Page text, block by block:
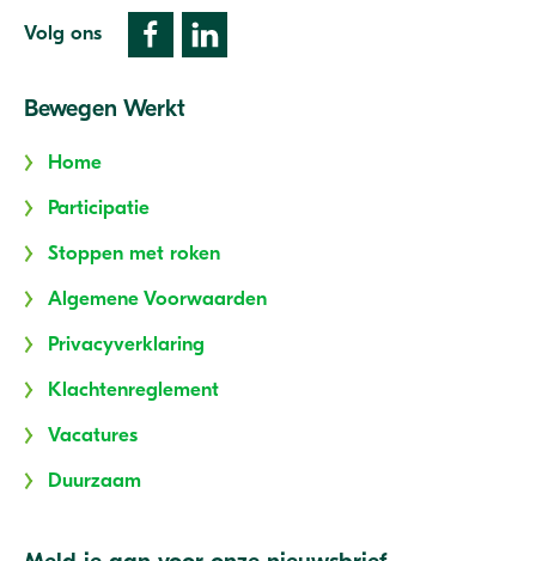
Volg ons
Bewegen Werkt
Home
Participatie
Stoppen met roken
Algemene Voorwaarden
Privacyverklaring
Klachtenreglement
Vacatures
Duurzaam